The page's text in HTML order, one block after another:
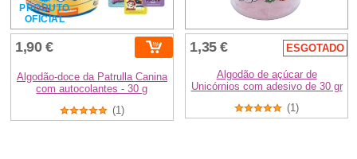
PRODUTO
OFICIAL
1,90 €
Algodão-doce da Patrulla Canina
com autocolantes - 30 g
(1)
1,35 € ESGOTADO
Algodão de açúcar de
Unicórnios com adesivo de 30 gr
(1)